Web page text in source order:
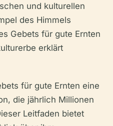
und kulturellen
des Himmels
Gebets für gute Ernten
erklärt
für gute Ernten eine
die jährlich Millionen
Leitfaden bietet